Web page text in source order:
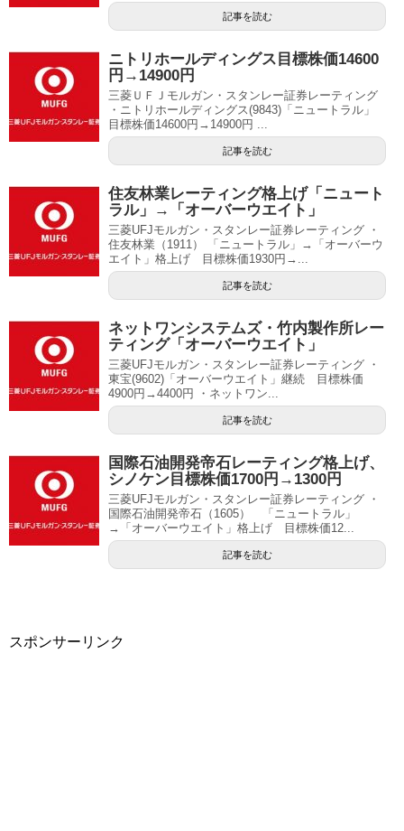
記事を読む
ニトリホールディングス目標株価14600
円→14900円
三菱ＵＦＪモルガン・スタンレー証券レーティング
・ニトリホールディングス(9843)「ニュートラル」
目標株価14600円→14900円 ...
記事を読む
住友林業レーティング格上げ「ニュート
ラル」→「オーバーウエイト」
三菱UFJモルガン・スタンレー証券レーティング ・
住友林業（1911） 「ニュートラル」→「オーバーウ
エイト」格上げ 目標株価1930円→...
記事を読む
ネットワンシステムズ・竹内製作所レー
ティング「オーバーウエイト」
三菱UFJモルガン・スタンレー証券レーティング ・
東宝(9602)「オーバーウエイト」継続 目標株価
4900円→4400円 ・ネットワン...
記事を読む
国際石油開発帝石レーティング格上げ、
シノケン目標株価1700円→1300円
三菱UFJモルガン・スタンレー証券レーティング ・
国際石油開発帝石（1605） 「ニュートラル」
→「オーバーウエイト」格上げ 目標株価12...
記事を読む
スポンサーリンク